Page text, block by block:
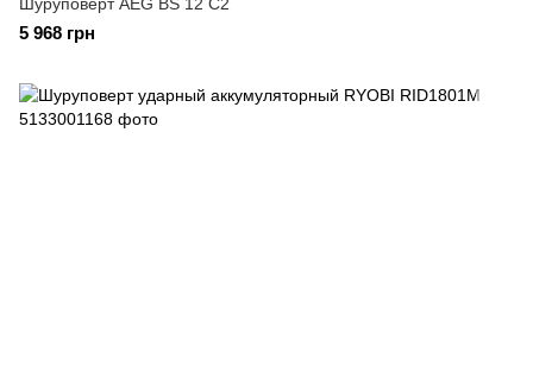
5 968 грн